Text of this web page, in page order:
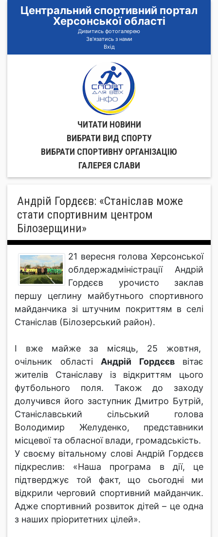
Центральний спортивний портал
Херсонської області
Дивитись фотогалерею
Зв'язатись з нами
Вхід
ЧИТАТИ НОВИНИ
ВИБРАТИ ВИД СПОРТУ
ВИБРАТИ СПОРТИВНУ ОРГАНIЗАЦIЮ
ГАЛЕРЕЯ СЛАВИ
Андрій Гордєєв: «Станіслав може
стати спортивним центром
Білозерщини»
21 вересня голова Херсонської
облдержадміністрації Андрій
Гордєєв урочисто заклав
першу цеглину майбутнього спортивного
майданчика зі штучним покриттям в селі
Станіслав (Білозерський район).
І вже майже за місяць, 25 жовтня,
очільник області Андрій Гордєєввітає
жителів Станіславу із відкриттям цього
футбольного поля. Також до заходу
долучився його заступник Дмитро Бутрій,
Станіславський сільський голова
Володимир Желуденко, представники
місцевої та обласної влади, громадськість.
У своєму вітальному слові Андрій Гордєєв
підкреслив: «Наша програма в дії, це
підтверджує той факт, що сьогодні ми
відкрили черговий спортивний майданчик.
Адже спортивний розвиток дітей – це одна
з наших пріоритетних цілей».